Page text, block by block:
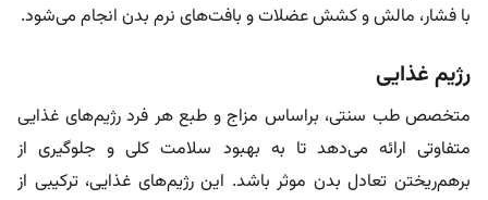
با فشار، مالش و کشش عضلات و بافت‌های نرم بدن انجام می‌شود.
رژیم غذایی
متخصص طب سنتی، براساس مزاج و طبع هر فرد رژیم‌های غذایی
متفاوتی ارائه می‌دهد تا به بهبود سلامت کلی و جلوگیری از
برهم‌ریختن تعادل بدن موثر باشد. این رژیم‌های غذایی، ترکیبی از